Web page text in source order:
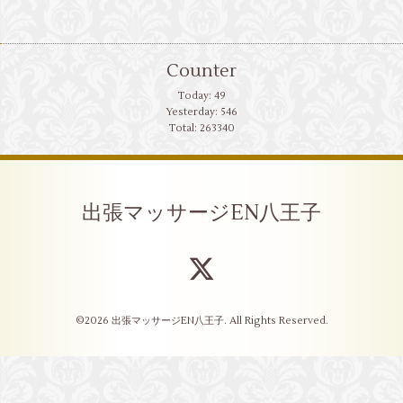
Counter
Today: 49
Yesterday: 546
Total: 263340
出張マッサージEN八王子
©2026 出張マッサージEN八王子. All Rights Reserved.